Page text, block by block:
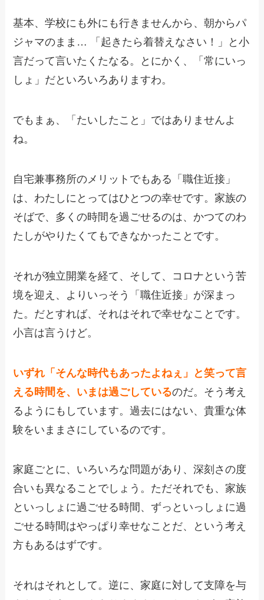
基本、学校にも外にも行きませんから、朝からパ
ジャマのまま… 「起きたら着替えなさい！」と小
言だって言いたくたなる。とにかく、「常にいっ
しょ」だといろいろありますわ。
でもまぁ、「たいしたこと」ではありませんよ
ね。
自宅兼事務所のメリットでもある「職住近接」
は、わたしにとってはひとつの幸せです。家族の
そばで、多くの時間を過ごせるのは、かつてのわ
たしがやりたくてもできなかったことです。
それが独立開業を経て、そして、コロナという苦
境を迎え、よりいっそう「職住近接」が深まっ
た。だとすれば、それはそれで幸せなことです。
小言は言うけど。
いずれ「そんな時代もあったよねぇ」と笑って言
える時間を、いまは過ごしているのだ。そう考え
るようにもしています。過去にはない、貴重な体
験をいままさにしているのです。
家庭ごとに、いろいろな問題があり、深刻さの度
合いも異なることでしょう。ただそれでも、家族
といっしょに過ごせる時間、ずっといっしょに過
ごせる時間はやっぱり幸せなことだ、という考え
方もあるはずです。
それはそれとして。逆に、家庭に対して支障を与